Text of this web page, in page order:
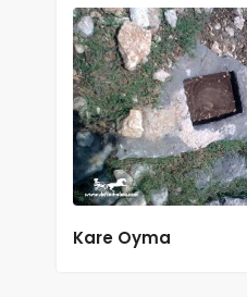
Kare Oyma